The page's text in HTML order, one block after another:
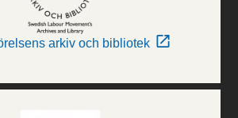
arkiv och bibliotek